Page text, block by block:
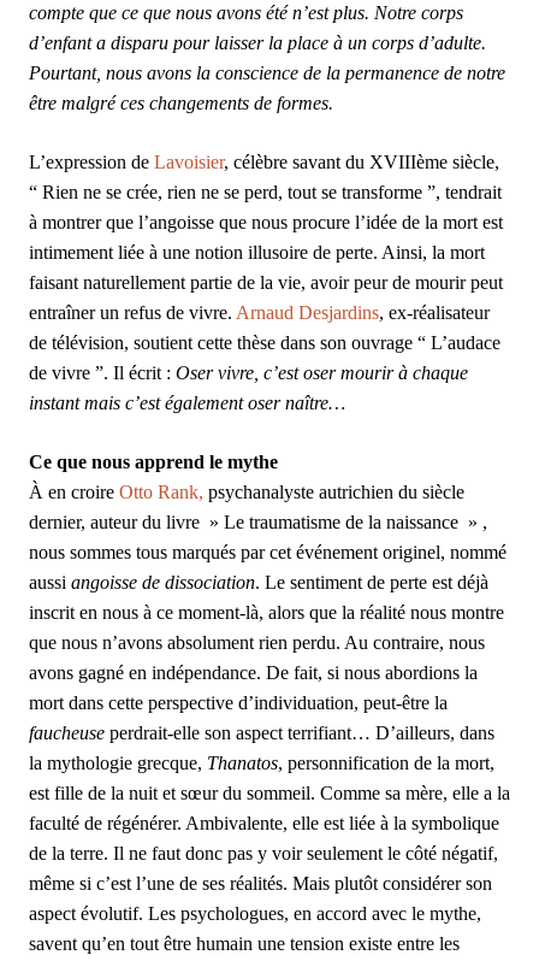
compte que ce que nous avons été n’est plus. Notre corps
d’enfant a disparu pour laisser la place à un corps d’adulte.
Pourtant, nous avons la conscience de la permanence de notre
être malgré ces changements de formes.
L’expression de Lavoisier, célèbre savant du XVIIIème siècle,
“ Rien ne se crée, rien ne se perd, tout se transforme ”, tendrait
à montrer que l’angoisse que nous procure l’idée de la mort est
intimement liée à une notion illusoire de perte. Ainsi, la mort
faisant naturellement partie de la vie, avoir peur de mourir peut
entraîner un refus de vivre. Arnaud Desjardins, ex-réalisateur
de télévision, soutient cette thèse dans son ouvrage “ L’audace
de vivre ”. Il écrit : Oser vivre, c’est oser mourir à chaque
instant mais c’est également oser naître…
Ce que nous apprend le mythe
À en croire Otto Rank, psychanalyste autrichien du siècle
dernier, auteur du livre » Le traumatisme de la naissance » ,
nous sommes tous marqués par cet événement originel, nommé
aussi angoisse de dissociation. Le sentiment de perte est déjà
inscrit en nous à ce moment-là, alors que la réalité nous montre
que nous n’avons absolument rien perdu. Au contraire, nous
avons gagné en indépendance. De fait, si nous abordions la
mort dans cette perspective d’individuation, peut-être la
faucheuse perdrait-elle son aspect terrifiant… D’ailleurs, dans
la mythologie grecque, Thanatos, personnification de la mort,
est fille de la nuit et sœur du sommeil. Comme sa mère, elle a la
faculté de régénérer. Ambivalente, elle est liée à la symbolique
de la terre. Il ne faut donc pas y voir seulement le côté négatif,
même si c’est l’une de ses réalités. Mais plutôt considérer son
aspect évolutif. Les psychologues, en accord avec le mythe,
savent qu’en tout être humain une tension existe entre les